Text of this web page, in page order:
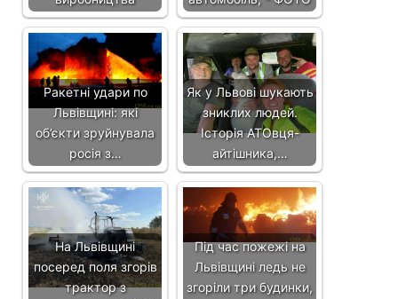
Ракетні удари по
Львівщині: які
об’єкти зруйнувала
росія з…
Як у Львові шукають
зниклих людей.
Історія АТОвця-
айтішника,…
На Львівщині
посеред поля згорів
трактор з
Під час пожежі на
Львівщині ледь не
згоріли три будинки,